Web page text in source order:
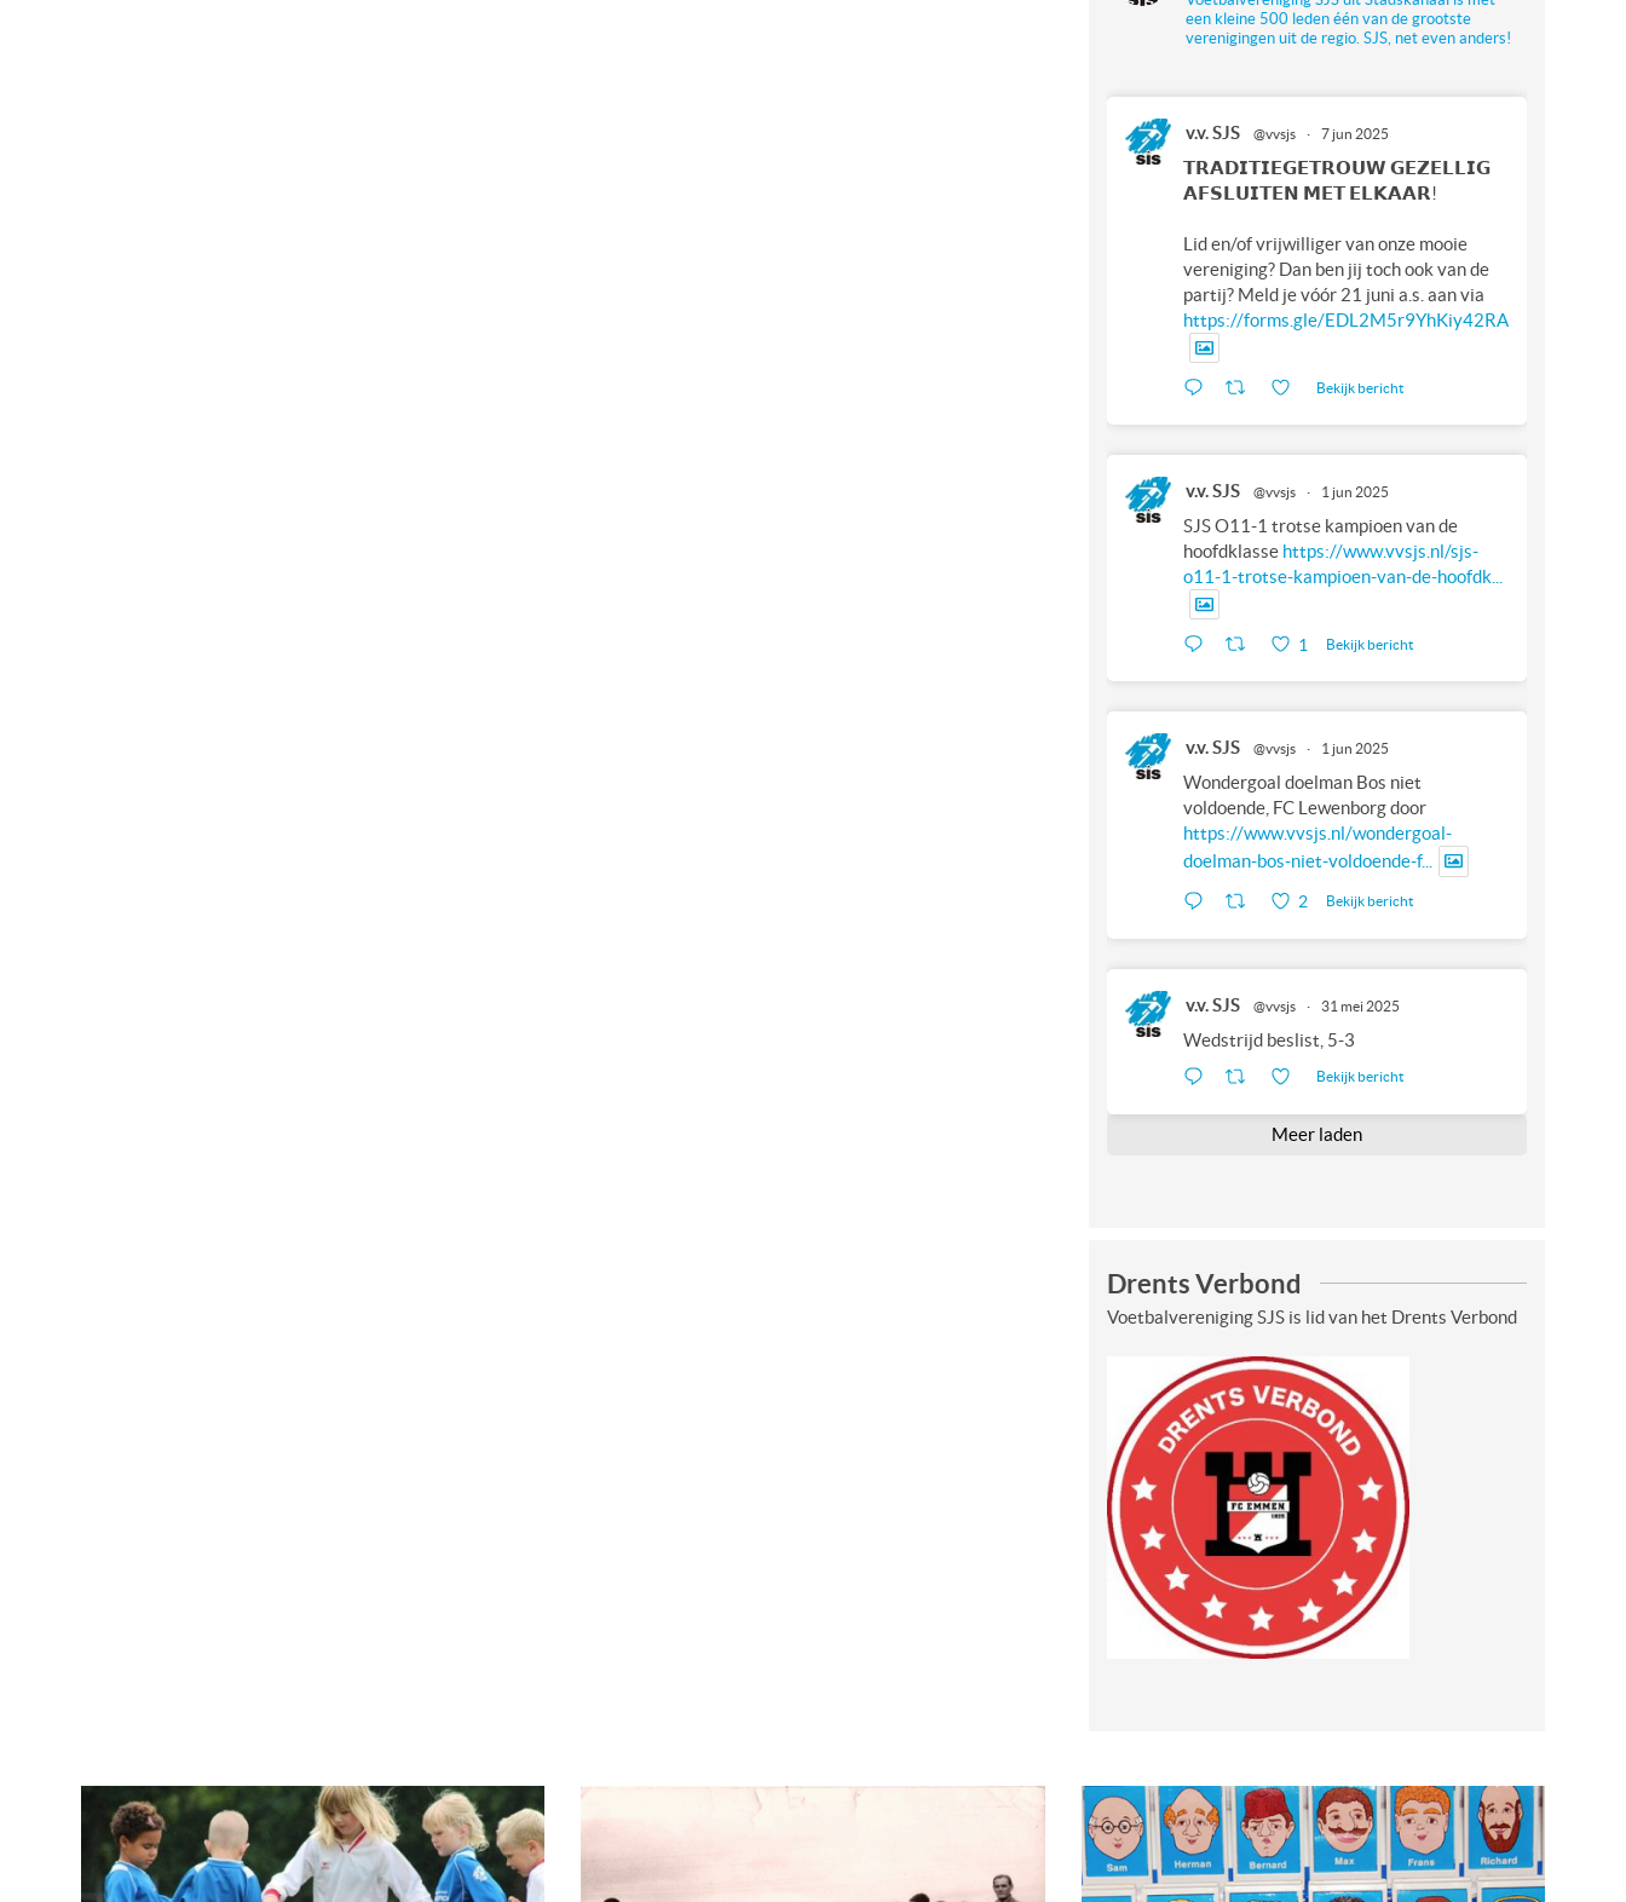
een kleine 500 leden één van de grootste
verenigingen uit de regio. SJS, net even anders!
v.v. SJS @vvsjs · 7 jun 2025
𝗧𝗥𝗔𝗗𝗜𝗧𝗜𝗘𝗚𝗘𝗧𝗥𝗢𝗨𝗪 𝗚𝗘𝗭𝗘𝗟𝗟𝗜𝗚
𝗔𝗙𝗦𝗟𝗨𝗜𝗧𝗘𝗡 𝗠𝗘𝗧 𝗘𝗟𝗞𝗔𝗔𝗥!
Lid en/of vrijwilliger van onze mooie
vereniging? Dan ben jij toch ook van de
partij? Meld je vóór 21 juni a.s. aan via
https://forms.gle/EDL2M5r9YhKiy42RA
Bekijk bericht
v.v. SJS @vvsjs · 1 jun 2025
SJS O11-1 trotse kampioen van de
hoofdklasse https://www.vvsjs.nl/sjs-
o11-1-trotse-kampioen-van-de-hoofdk...
1 Bekijk bericht
v.v. SJS @vvsjs · 1 jun 2025
Wondergoal doelman Bos niet
voldoende, FC Lewenborg door
https://www.vvsjs.nl/wondergoal-
doelman-bos-niet-voldoende-f...
2 Bekijk bericht
v.v. SJS @vvsjs · 31 mei 2025
Wedstrijd beslist, 5-3
Bekijk bericht
Meer laden
Drents Verbond
Voetbalvereniging SJS is lid van het Drents Verbond